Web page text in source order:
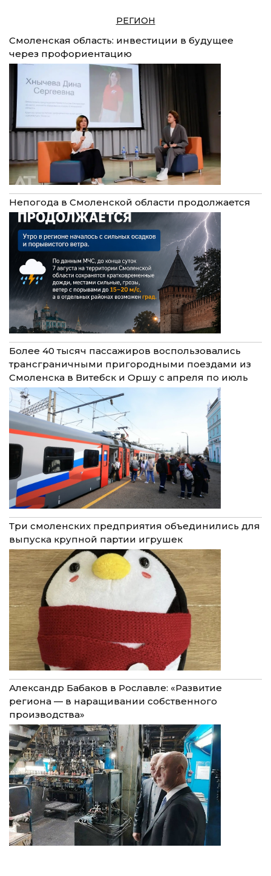
РЕГИОН
Смоленская область: инвестиции в будущее
через профориентацию
Непогода в Смоленской области продолжается
Более 40 тысяч пассажиров воспользовались
трансграничными пригородными поездами из
Смоленска в Витебск и Оршу с апреля по июль
Три смоленских предприятия объединились для
выпуска крупной партии игрушек
Александр Бабаков в Рославле: «Развитие
региона — в наращивании собственного
производства»